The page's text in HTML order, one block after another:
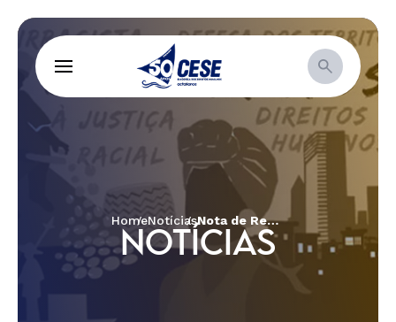
HomeNotícias Nota de Repúdio ao Decreto Federal nº 9.527
NOTÍCIAS